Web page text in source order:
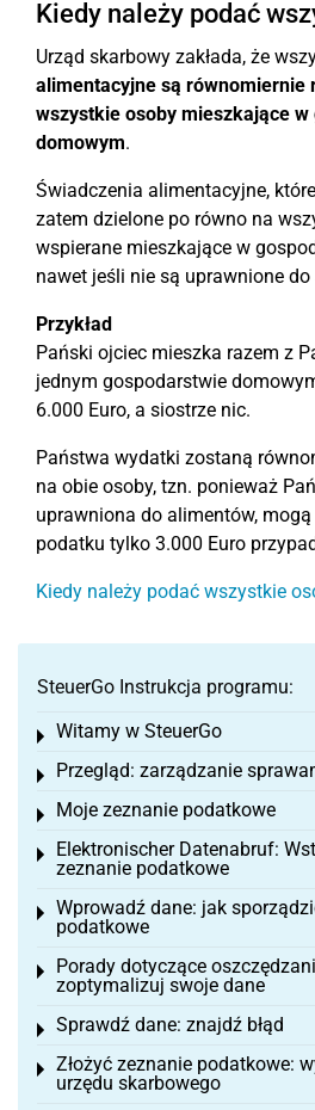
Kiedy należy podać
Urząd skarbowy zakłada, że
alimentacyjne są równomiernie
wszystkie osoby mieszkające
domowym.
Świadczenia alimentacyjne,
zatem dzielone po równo na
wspierane mieszkające w
nawet jeśli nie są uprawnione
Przykład
Pański ojciec mieszka razem z
jednym gospodarstwie
6.000 Euro, a siostrze nic.
Państwa wydatki zostaną
na obie osoby, tzn. ponieważ
uprawniona do alimentów,
podatku tylko 3.000 Euro
Kiedy należy podać wszystkie
SteuerGo Instrukcja programu:
Witamy w SteuerGo
Toggle menu
Przegląd: zarządzanie
Toggle menu
Moje zeznanie podatkowe
Toggle menu
Elektronischer Datenabruf:
zeznanie podatkowe
Toggle menu
Wprowadź dane: jak
podatkowe
Toggle menu
Porady dotyczące
zoptymalizuj swoje dane
Toggle menu
Sprawdź dane: znajdź błąd
Toggle menu
Złożyć zeznanie podatkowe:
urzędu skarbowego
Toggle menu